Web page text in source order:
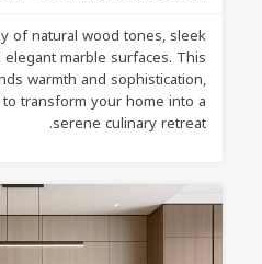
of natural wood tones, sleek
marble surfaces. This
warmth and sophistication,
transform your home into a
serene culinary retreat.